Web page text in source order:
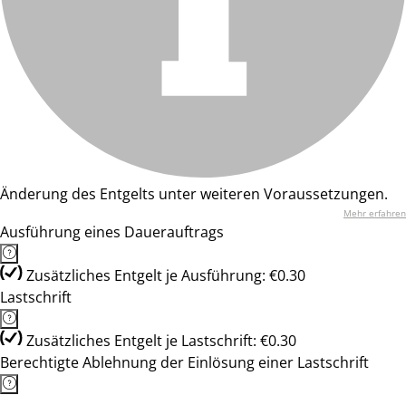
Änderung des Entgelts unter weiteren Voraussetzungen.
Mehr erfahren
Ausführung eines Dauerauftrags
Zusätzliches Entgelt je Ausführung: €0.30
Lastschrift
Zusätzliches Entgelt je Lastschrift: €0.30
Berechtigte Ablehnung der Einlösung einer Lastschrift